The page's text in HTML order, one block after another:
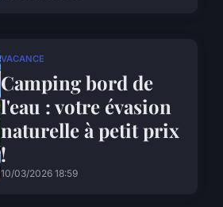
VACANCE
Camping bord de
l'eau : votre évasion
naturelle à petit prix
!
10/03/2026 18:59